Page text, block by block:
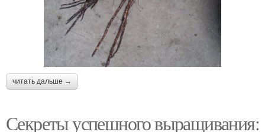
читать дальше →
Секреты успешного выращивания: